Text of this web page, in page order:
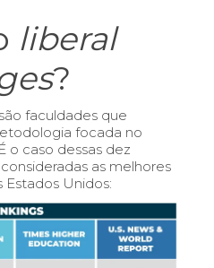
liberal
?
faculdades que
focada no
o caso dessas dez
as melhores
Unidos: